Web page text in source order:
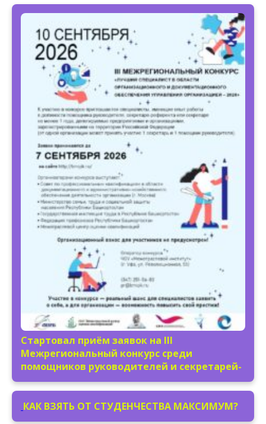
Стартовал приём заявок на III
Межрегиональный конкурс среди
помощников руководителей и секретарей-
КАК ВЗЯТЬ ОТ СТУДЕНЧЕСТВА МАКСИМУМ?